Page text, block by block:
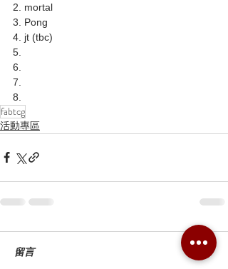
2. mortal
3. Pong
4. jt (tbc)
5.
6.
7.
8.
fabtcg
活動專區
留言